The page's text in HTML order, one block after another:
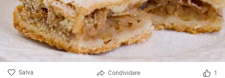
Salva Condividere 1